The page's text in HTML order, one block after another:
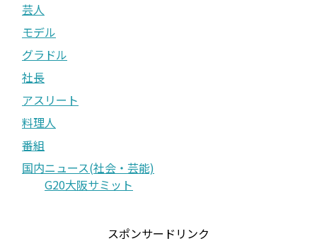
芸人
モデル
グラドル
社長
アスリート
料理人
番組
国内ニュース(社会・芸能)
G20大阪サミット
スポンサードリンク